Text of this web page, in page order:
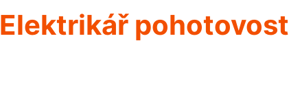
Elektrikář pohotovost